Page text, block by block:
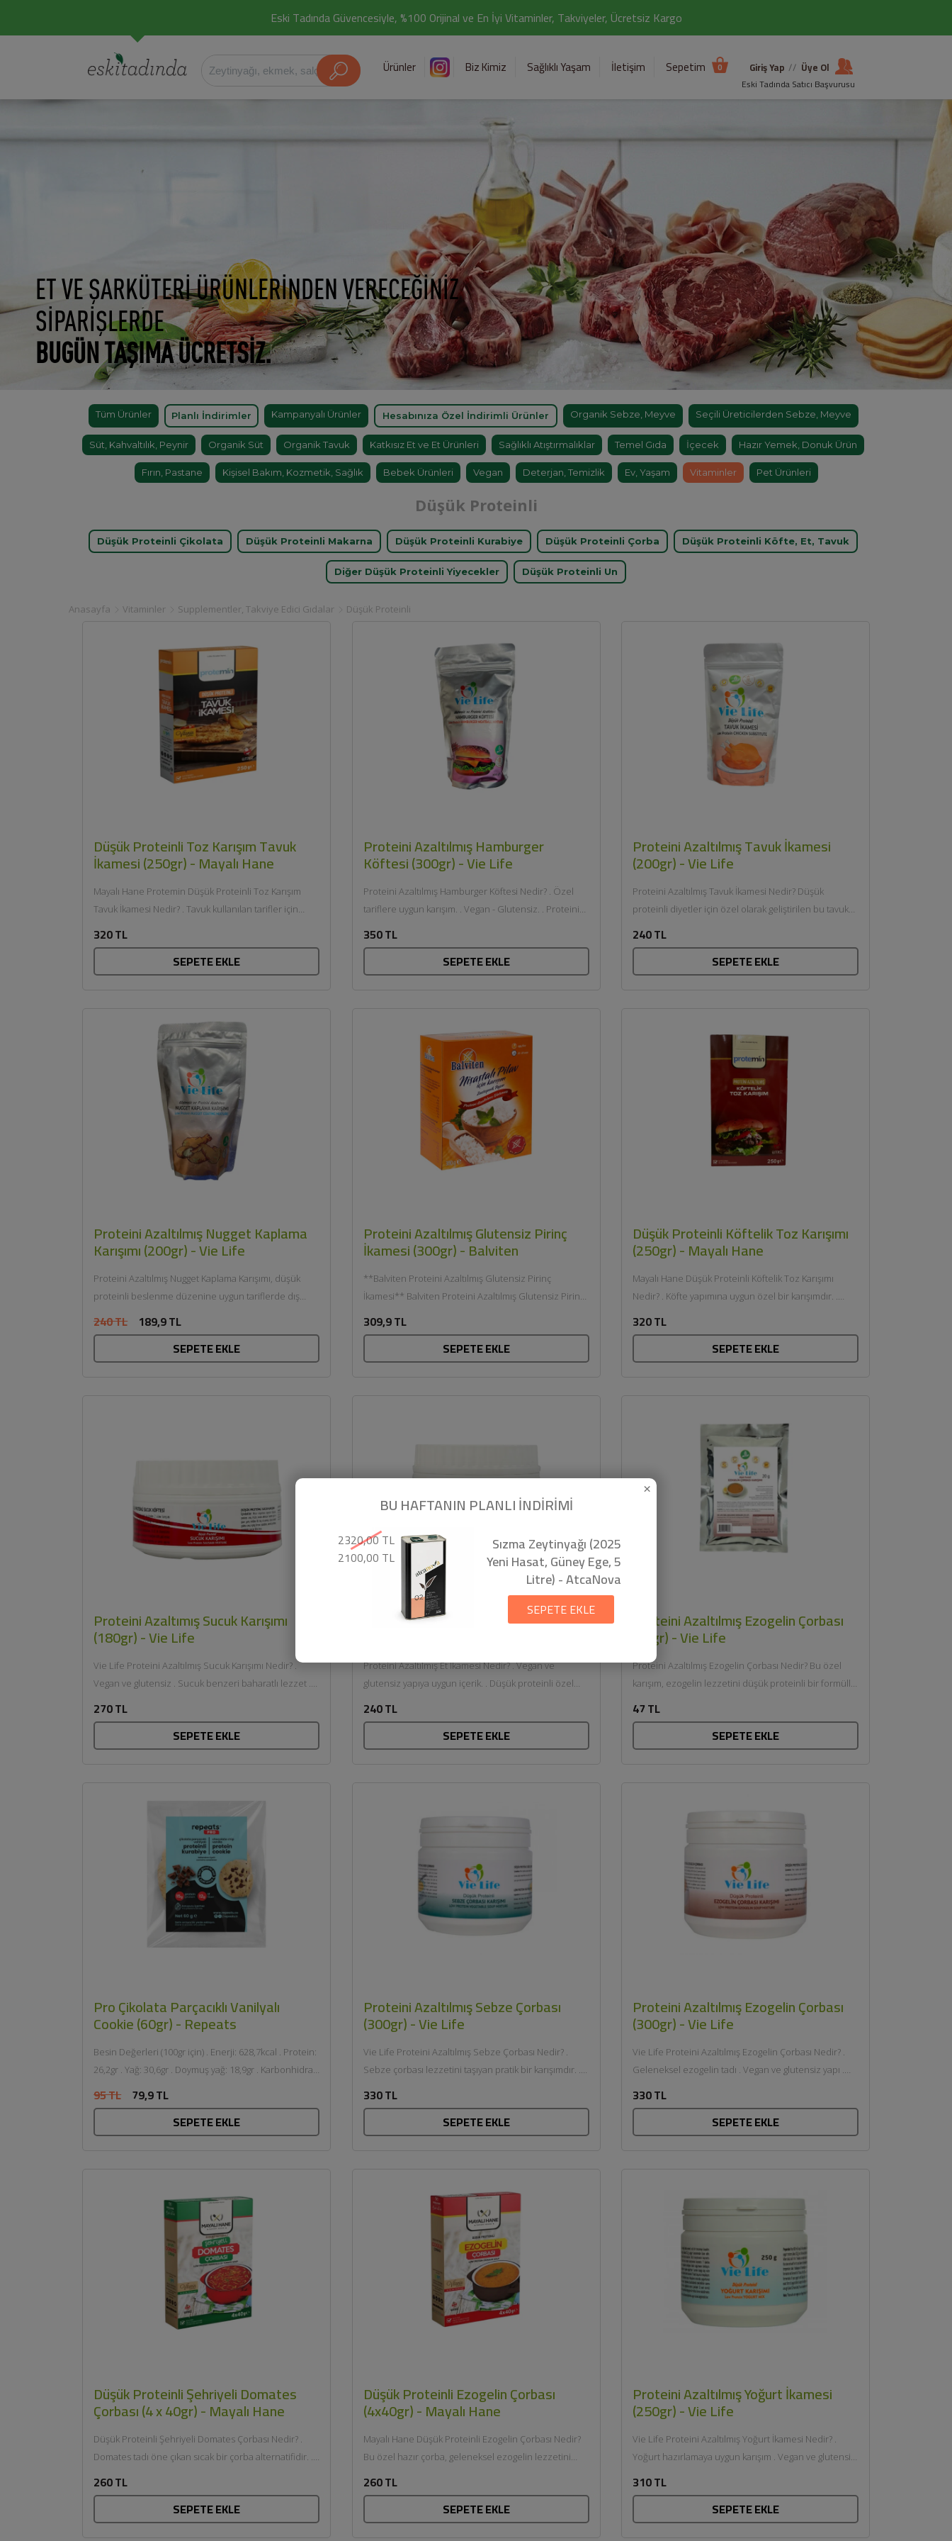
Eski Tadında Güvencesiyle, %100 Orijinal ve En İyi Vitaminler, Takviyeler, Ücretsiz Kargo
Ürünler Biz Kimiz Sağlıklı Yaşam İletişim Sepetim 0 Giriş Yap // Üye Ol
Eski Tadında Satıcı Başvurusu
ET VE ŞARKÜTERİ ÜRÜNLERİNDEN VERECEĞİNİZ
SİPARİŞLERDE
BUGÜN TAŞIMA ÜCRETSİZ.
Tüm Ürünler Planlı İndirimler Kampanyalı Ürünler Hesabınıza Özel İndirimli Ürünler Organik Sebze, Meyve Seçili Üreticilerden Sebze, Meyve
Süt, Kahvaltılık, Peynir Organik Süt Organik Tavuk Katkısız Et ve Et Ürünleri Sağlıklı Atıştırmalıklar Temel Gıda İçecek Hazır Yemek, Donuk Ürün
Fırın, Pastane Kişisel Bakım, Kozmetik, Sağlık Bebek Ürünleri Vegan Deterjan, Temizlik Ev, Yaşam Vitaminler Pet Ürünleri
Düşük Proteinli
Düşük Proteinli Çikolata Düşük Proteinli Makarna Düşük Proteinli Kurabiye Düşük Proteinli Çorba Düşük Proteinli Köfte, Et, Tavuk
Diğer Düşük Proteinli Yiyecekler Düşük Proteinli Un
Anasayfa Vitaminler Supplementler, Takviye Edici Gıdalar Düşük Proteinli
Düşük Proteinli Toz Karışım Tavuk
İkamesi (250gr) - Mayalı Hane
Mayalı Hane Protemin Düşük Proteinli Toz Karışım
Tavuk İkamesi Nedir? . Tavuk kullanılan tarifler için
320 TL
SEPETE EKLE
Proteini Azaltılmış Hamburger
Köftesi (300gr) - Vie Life
Proteini Azaltılmış Hamburger Köftesi Nedir? . Özel
tariflere uygun karışım. . Vegan - Glutensiz. . Proteini
350 TL
SEPETE EKLE
Proteini Azaltılmış Tavuk İkamesi
(200gr) - Vie Life
Proteini Azaltılmış Tavuk İkamesi Nedir? Düşük
proteinli diyetler için özel olarak geliştirilen bu tavuk
240 TL
SEPETE EKLE
Proteini Azaltılmış Nugget Kaplama
Karışımı (200gr) - Vie Life
Proteini Azaltılmış Nugget Kaplama Karışımı, düşük
proteinli beslenme düzenine uygun tariflerde dış
240 TL 189,9 TL
SEPETE EKLE
Proteini Azaltılmış Glutensiz Pirinç
İkamesi (300gr) - Balviten
**Balviten Proteini Azaltılmış Glutensiz Pirinç
İkamesi** Balviten Proteini Azaltılmış Glutensiz Pirinç
309,9 TL
SEPETE EKLE
Düşük Proteinli Köftelik Toz Karışımı
(250gr) - Mayalı Hane
Mayalı Hane Düşük Proteinli Köftelik Toz Karışımı
Nedir? . Köfte yapımına uygun özel bir karışımdır. .
320 TL
SEPETE EKLE
Proteini Azaltımış Sucuk Karışımı
(180gr) - Vie Life
Vie Life Proteini Azaltılmış Sucuk Karışımı Nedir? .
Vegan ve glutensiz . Sucuk benzeri baharatlı lezzet .
270 TL
SEPETE EKLE
Proteini Azaltılmış Et İkamesi (180gr)
Proteini Azaltılmış Et İkamesi Nedir? . Vegan ve
glutensiz yapıya uygun içerik. . Düşük proteinli özel
240 TL
SEPETE EKLE
Proteini Azaltılmış Ezogelin Çorbası
(20gr) - Vie Life
Proteini Azaltılmış Ezogelin Çorbası Nedir? Bu özel
karışım, ezogelin lezzetini düşük proteinli bir formülle
47 TL
SEPETE EKLE
Pro Çikolata Parçacıklı Vanilyalı
Cookie (60gr) - Repeats
Besin Değerleri (100gr için) . Enerji: 628,7kcal . Protein:
26,2gr . Yağ: 30,6gr . Doymuş yağ: 18,9gr . Karbonhidrat:
95 TL 79,9 TL
SEPETE EKLE
Proteini Azaltılmış Sebze Çorbası
(300gr) - Vie Life
Vie Life Proteini Azaltılmış Sebze Çorbası Nedir? .
Sebze çorbası lezzetini taşıyan pratik bir karışımdır. .
330 TL
SEPETE EKLE
Proteini Azaltılmış Ezogelin Çorbası
(300gr) - Vie Life
Vie Life Proteini Azaltılmış Ezogelin Çorbası Nedir? .
Geleneksel ezogelin tadı . Vegan ve glutensiz yapı .
330 TL
SEPETE EKLE
Düşük Proteinli Şehriyeli Domates
Çorbası (4 x 40gr) - Mayalı Hane
Düşük Proteinli Şehriyeli Domates Çorbası Nedir? .
Domates tadı öne çıkan sıcak bir çorba alternatifidir. .
260 TL
SEPETE EKLE
Düşük Proteinli Ezogelin Çorbası
(4x40gr) - Mayalı Hane
Mayalı Hane Düşük Proteinli Ezogelin Çorbası Nedir?
Bu özel hazır çorba, geleneksel ezogelin lezzetini
260 TL
SEPETE EKLE
Proteini Azaltılmış Yoğurt İkamesi
(250gr) - Vie Life
Vie Life Proteini Azaltılmış Yoğurt İkamesi Nedir? .
Yoğurt hazırlamaya uygun karışım . Vegan ve glutensiz
310 TL
SEPETE EKLE
×
BU HAFTANIN PLANLI İNDİRİMİ
2320,00 TL
2100,00 TL
Sızma Zeytinyağı (2025
Yeni Hasat, Güney Ege, 5
Litre) - AtcaNova
SEPETE EKLE